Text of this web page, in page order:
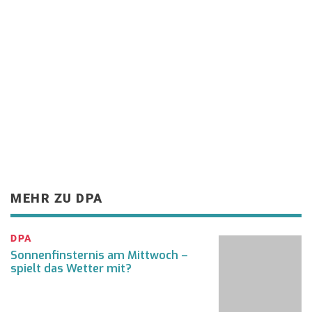
MEHR ZU DPA
DPA
Sonnenfinsternis am Mittwoch –
spielt das Wetter mit?